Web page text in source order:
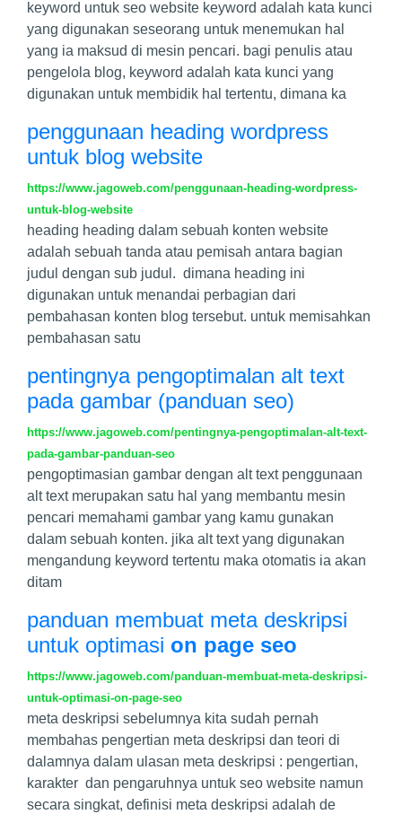
keyword untuk seo website keyword adalah kata kunci
yang digunakan seseorang untuk menemukan hal
yang ia maksud di mesin pencari. bagi penulis atau
pengelola blog, keyword adalah kata kunci yang
digunakan untuk membidik hal tertentu, dimana ka
penggunaan heading wordpress
untuk blog website
https://www.jagoweb.com/penggunaan-heading-wordpress-
untuk-blog-website
heading heading dalam sebuah konten website
adalah sebuah tanda atau pemisah antara bagian
judul dengan sub judul. dimana heading ini
digunakan untuk menandai perbagian dari
pembahasan konten blog tersebut. untuk memisahkan
pembahasan satu
pentingnya pengoptimalan alt text
pada gambar (panduan seo)
https://www.jagoweb.com/pentingnya-pengoptimalan-alt-text-
pada-gambar-panduan-seo
pengoptimasian gambar dengan alt text penggunaan
alt text merupakan satu hal yang membantu mesin
pencari memahami gambar yang kamu gunakan
dalam sebuah konten. jika alt text yang digunakan
mengandung keyword tertentu maka otomatis ia akan
ditam
panduan membuat meta deskripsi
untuk optimasi on page seo
https://www.jagoweb.com/panduan-membuat-meta-deskripsi-
untuk-optimasi-on-page-seo
meta deskripsi sebelumnya kita sudah pernah
membahas pengertian meta deskripsi dan teori di
dalamnya dalam ulasan meta deskripsi : pengertian,
karakter dan pengaruhnya untuk seo website namun
secara singkat, definisi meta deskripsi adalah de